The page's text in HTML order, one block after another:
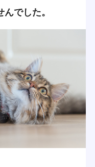
でした。